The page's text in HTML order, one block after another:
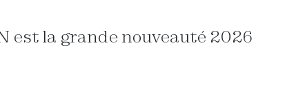
est la grande nouveauté 2026